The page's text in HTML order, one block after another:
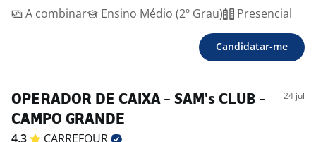
A combinar
Ensino Médio (2º Grau) Presencial
Candidatar-me
OPERADOR DE CAIXA - SAM's CLUB -
CAMPO GRANDE
24 jul
4,3
CARREFOUR